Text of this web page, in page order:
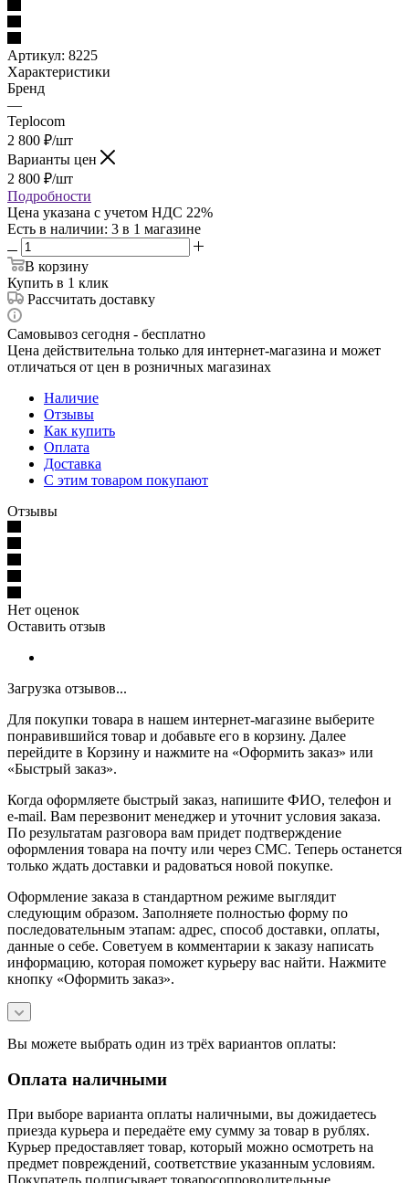
Артикул: 8225
Характеристики
Бренд
—
Teplocom
2 800 ₽/шт
Варианты цен
2 800 ₽/шт
Подробности
Цена указана с учетом НДС 22%
Есть в наличии: 3 в 1 магазине
В корзину
Купить в 1 клик
Рассчитать доставку
Самовывоз сегодня - бесплатно
Цена действительна только для интернет-магазина и может
отличаться от цен в розничных магазинах
Наличие
Отзывы
Как купить
Оплата
Доставка
С этим товаром покупают
Отзывы
Нет оценок
Оставить отзыв
Загрузка отзывов...
Для покупки товара в нашем интернет-магазине выберите
понравившийся товар и добавьте его в корзину. Далее
перейдите в Корзину и нажмите на «Оформить заказ» или
«Быстрый заказ».
Когда оформляете быстрый заказ, напишите ФИО, телефон и
e-mail. Вам перезвонит менеджер и уточнит условия заказа.
По результатам разговора вам придет подтверждение
оформления товара на почту или через СМС. Теперь останется
только ждать доставки и радоваться новой покупке.
Оформление заказа в стандартном режиме выглядит
следующим образом. Заполняете полностью форму по
последовательным этапам: адрес, способ доставки, оплаты,
данные о себе. Советуем в комментарии к заказу написать
информацию, которая поможет курьеру вас найти. Нажмите
кнопку «Оформить заказ».
Вы можете выбрать один из трёх вариантов оплаты:
Оплата наличными
При выборе варианта оплаты наличными, вы дожидаетесь
приезда курьера и передаёте ему сумму за товар в рублях.
Курьер предоставляет товар, который можно осмотреть на
предмет повреждений, соответствие указанным условиям.